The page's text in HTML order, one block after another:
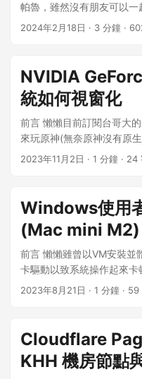
帕魯，雖然沒有朋友可以
伺服器試試。在網路上有
在使用一段時間後發現
單核性能達不到需求，常
獲機率的畫面，約莫延遲5-
體驗有非常大的影響。所
的AMD EPYC Genoa處理
生，新設的新加坡伺服器居
懶註:想試用AMD EPYC
下列訊息: Update state
(0 / 0) Error! App
2 3 4 5 6 root@gcp-
Update state (0x3)
Error! App '2394010'
./PalServer.sh does not
同小異，值得注意的是新
開機硬碟 進階選項-網路介
2024年2月18日 · 3 分鐘 ·
NVIDIA
統如何視窗化
前言 懶懶目前訂閱台哥大
來玩原神(無奈原神沒有原
又差強人意)，常常遇到需
macOS Sonoma 教學 打開
們做示範 按下Command
Control鍵+方向鍵上，叫出
往下拉至桌面 再次按下
成！ 其他關於如何復原及
<!DOCTYPE HTML>
2023年11月2日 · 1 分鐘 · 24
Windows使用
(Mac mini M2)
前言 懶懶雖曾以VM安裝並
卡驅動以致系統操作起來
驚艷到，並且在心中悄悄埋
mini M2回家，終於可以原
Mac mini M2 在開箱方面已
自身使用習慣方面來與
2023年8月21日 · 1 分鐘 ·
Cloudflare
KHH 機房節點